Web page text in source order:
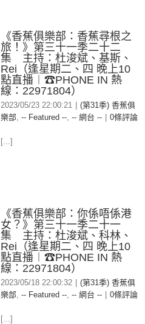
《香蕉俱樂部：香蕉尋根之
旅！》第三十一季二十二
集 主持：杜浚斌、基斯、
Rei（逢星期二、四 晚上10
點直播︱☎PHONE IN 熱
線：22971804）
2023/05/23 22:00:21
(第31季) 香蕉俱
樂部, -- Featured --, -- 網台 -- 0條評論
[...]
《香蕉俱樂部：你係唔係港
女？》第三十一季二十一
集 主持：杜浚斌、科林、
Rei（逢星期二、四 晚上10
點直播︱☎PHONE IN 熱
線：22971804）
2023/05/18 22:00:32
(第31季) 香蕉俱
樂部, -- Featured --, -- 網台 -- 0條評論
[...]